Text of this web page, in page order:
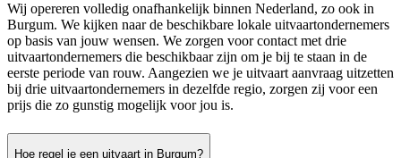
Wij opereren volledig onafhankelijk binnen Nederland, zo ook in
Burgum. We kijken naar de beschikbare lokale uitvaartondernemers
op basis van jouw wensen. We zorgen voor contact met drie
uitvaartondernemers die beschikbaar zijn om je bij te staan in de
eerste periode van rouw. Aangezien we je uitvaart aanvraag uitzetten
bij drie uitvaartondernemers in dezelfde regio, zorgen zij voor een
prijs die zo gunstig mogelijk voor jou is.
Hoe regel je een uitvaart in Burgum?